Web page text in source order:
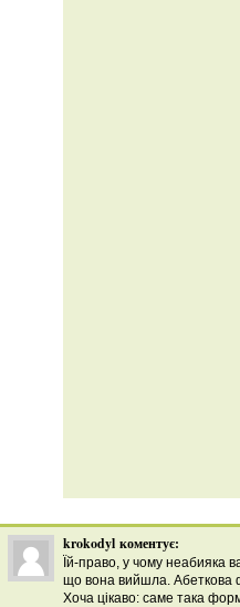
krokodyl коментує:
Їй-право, у чому неабияка
що вона вийшла. Абеткова
Хоча цікаво: саме така